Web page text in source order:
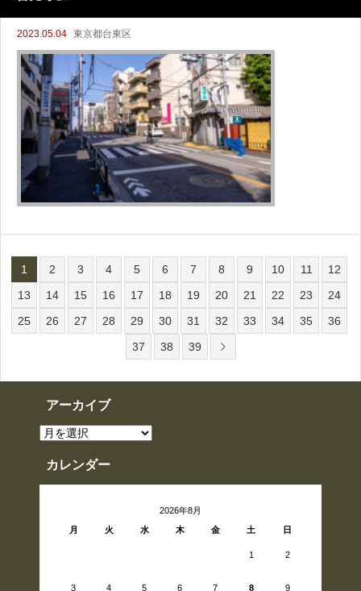
2023.05.04 東京都台東区
1 2 3 4 5 6 7 8 9 10 11
12
13
14 15 16 17 18 19 20 21 22 23
24
25
26 27 28 29 30 31 32 33 34 35
36
37
38 39
アーカイブ
ア
ー
イ
ブ
カレンダー
2026年8月
月
火 水 木 金 土 日
1 2
3 4 5 6 7 8 9